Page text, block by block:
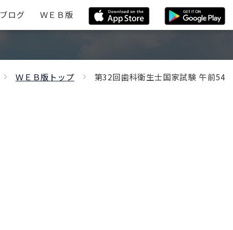
ブログ ＷＥＢ版
ＷＥＢ版トップ 第32回歯科衛生士国家試験 午前54